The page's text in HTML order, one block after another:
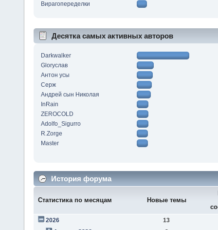
Вирагопеределки
Десятка самых активных авторов
Darkwalker
Gloryслав
Антон усы
Серж
Андрей сын Николая
InRain
ZEROCOLD
Adolfo_Sigurro
R.Zorge
Master
История форума
Статистика по месяцам Новые темы
2026
13